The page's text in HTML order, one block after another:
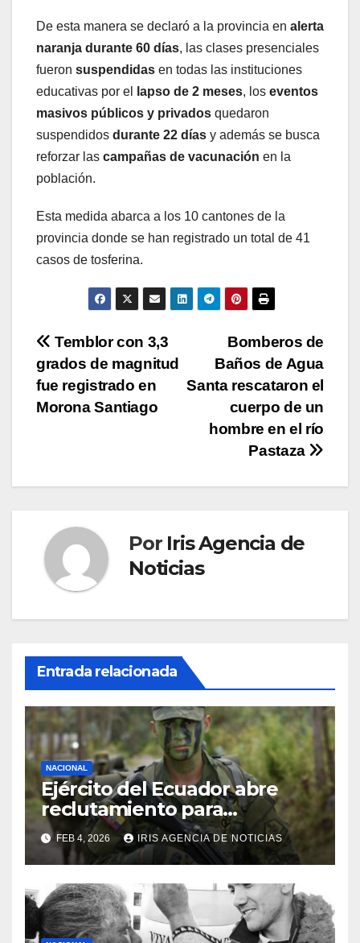
De esta manera se declaró a la provincia en alerta
naranja durante 60 días, las clases presenciales
fueron suspendidas en todas las instituciones
educativas por el
lapso de 2 meses, los eventos
masivos públicos y privados quedaron
suspendidos durante 22 días y además se busca
reforzar las campañas de vacunación en la
población.
Esta medida abarca a los 10 cantones de la
provincia donde se han registrado un total de 41
casos de tosferina.
Navegación
de
entradas
Bomberos de
Baños de Agua
Santa rescataron el
cuerpo de un
hombre en el río
Pastaza
Temblor con 3,3
grados de magnitud
fue registrado en
Morona Santiago
Por Iris Agencia de
Noticias
Entrada relacionada
NACIONAL
Ejército del Ecuador abre
reclutamiento para
bachilleres a partir de este
viernes 6 de febrero
FEB 4, 2026 IRIS AGENCIA DE NOTICIAS